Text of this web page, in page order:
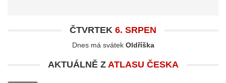
ČTVRTEK 6. SRPEN
Dnes má svátek Oldříška
AKTUÁLNĚ Z ATLASU ČESKA